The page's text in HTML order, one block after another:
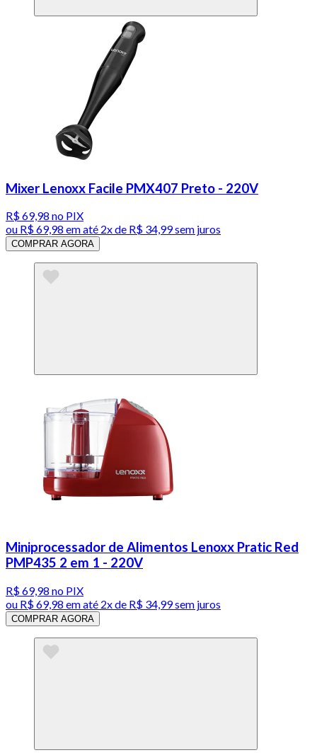
Mixer Lenoxx Facile PMX407 Preto - 220V
R$ 69,98 no PIX
ou R$ 69,98 em até 2x de R$ 34,99 sem juros
COMPRAR AGORA
Miniprocessador de Alimentos Lenoxx Pratic Red
PMP435 2 em 1 - 220V
R$ 69,98 no PIX
ou R$ 69,98 em até 2x de R$ 34,99 sem juros
COMPRAR AGORA